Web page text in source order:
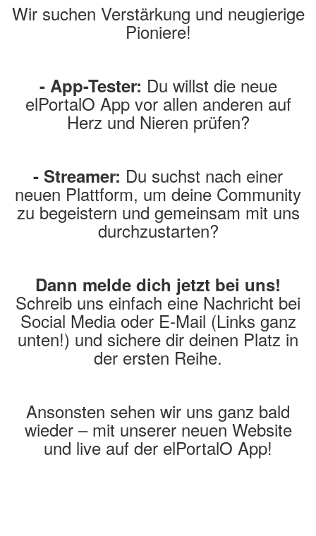
Wir suchen Verstärkung und neugierige
Pioniere!
- App-Tester: Du willst die neue
elPortalO App vor allen anderen auf
Herz und Nieren prüfen?
- Streamer: Du suchst nach einer
neuen Plattform, um deine Community
zu begeistern und gemeinsam mit uns
durchzustarten?
Dann melde dich jetzt bei uns!
Schreib uns einfach eine Nachricht bei
Social Media oder E-Mail (Links ganz
unten!) und sichere dir deinen Platz in
der ersten Reihe.
Ansonsten sehen wir uns ganz bald
wieder – mit unserer neuen Website
und live auf der elPortalO App!